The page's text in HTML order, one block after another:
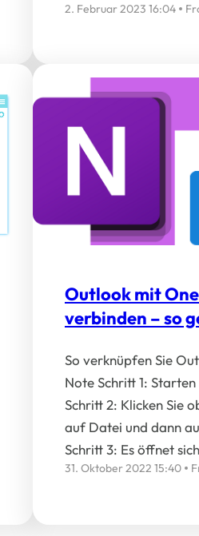
2. Februar 2023 16:04
Outlook mit
verbinden – so
So verknüpfen Sie
Note Schritt 1:
Schritt 2: Klicken Sie
auf Datei und dann
Schritt 3: Es öffnet
31. Oktober 2022 15:40